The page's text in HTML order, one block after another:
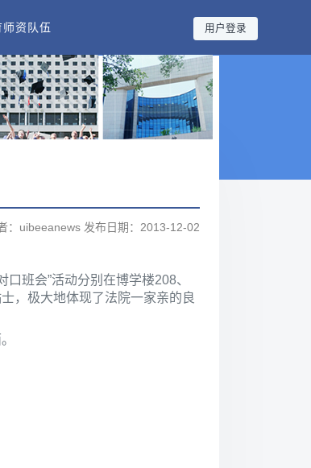
师资队伍 用户登录
：uibeeanews 发布日期：2013-12-02
班会”活动分别在博学楼208、
，极大地体现了法院一家亲的良